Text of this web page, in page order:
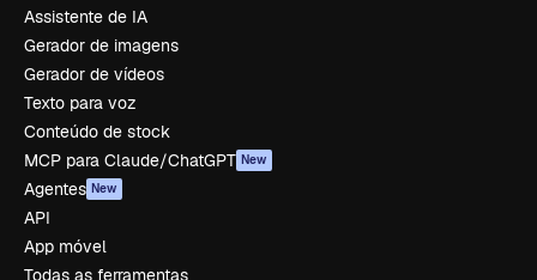
Assistente de IA
Gerador de imagens
Gerador de vídeos
Texto para voz
Conteúdo de stock
MCP para Claude/ChatGPT New
Agentes New
API
App móvel
Todas as ferramentas